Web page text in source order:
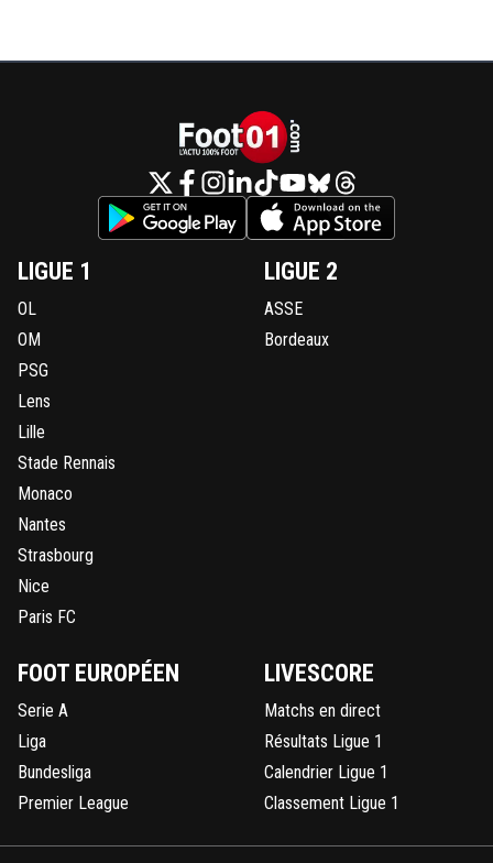
LIGUE 1
OL
OM
PSG
Lens
Lille
Stade Rennais
Monaco
Nantes
Strasbourg
Nice
Paris FC
LIGUE 2
ASSE
Bordeaux
FOOT EUROPÉEN
Serie A
Liga
Bundesliga
Premier League
LIVESCORE
Matchs en direct
Résultats Ligue 1
Calendrier Ligue 1
Classement Ligue 1